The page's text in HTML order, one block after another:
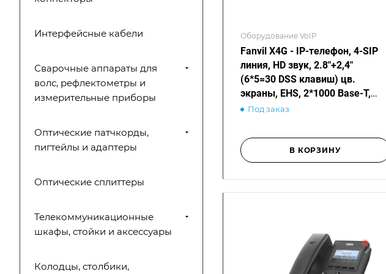
Оборудование VoIP
Fanvil X4G - IP-телефон, 4-SIP
линия, HD звук, 2.8"+2,4"
(6*5=30 DSS клавиш) цв.
экраны, EHS, 2*1000 Base-T,
PoEПод заказ
В КОРЗИНУ
Интерфейсные кабели
Сварочные аппараты для
волс, рефлектометры и
измерительные приборы
Оптические патчкорды,
пигтейлы и адаптеры
Оптические сплиттеры
Телекоммуникационные
шкафы, стойки и аксессуары
Колодцы, столбики,